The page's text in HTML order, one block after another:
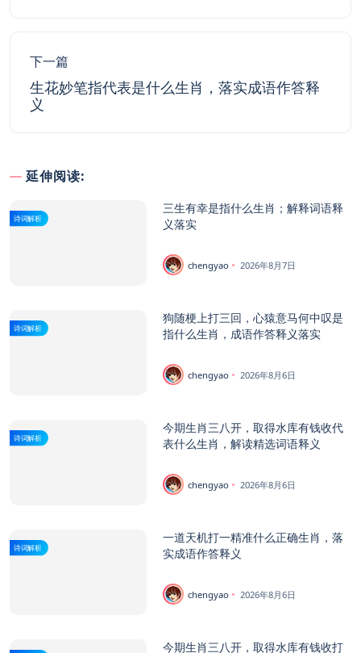
下一篇
生花妙笔指代表是什么生肖，落实成语作答释
义
延伸阅读:
诗词解析
三生有幸是指什么生肖；解释词语释
义落实
chengyao 2026年8月7日
诗词解析
狗随梗上打三回，心猿意马何中叹是
指什么生肖，成语作答释义落实
chengyao 2026年8月6日
诗词解析
今期生肖三八开，取得水库有钱收代
表什么生肖，解读精选词语释义
chengyao 2026年8月6日
诗词解析
一道天机打一精准什么正确生肖，落
实成语作答释义
chengyao 2026年8月6日
今期生肖三八开，取得水库有钱收打